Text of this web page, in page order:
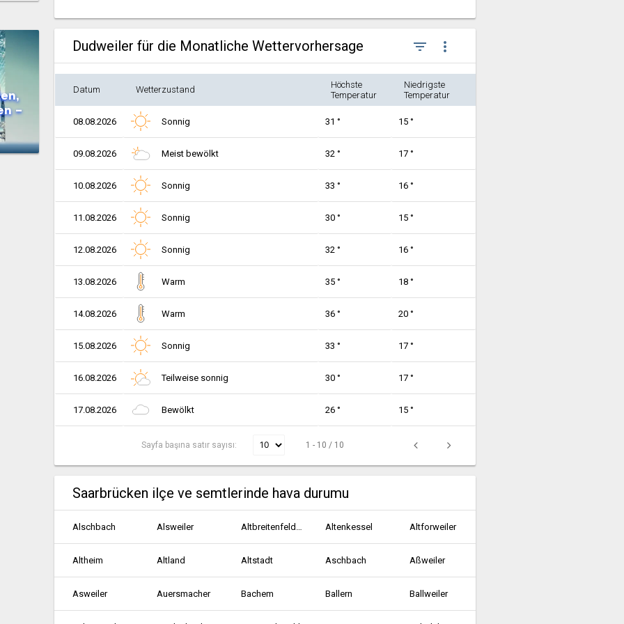
–
Dudweiler für die Monatliche Wettervorhersage filter_list more_vert
Datum Wetterzustand
Höchste
Temperatur
Niedrigste
Temperatur
08.08.2026 Sonnig 31 ° 15 °
09.08.2026 Meist bewölkt 32 ° 17 °
10.08.2026 Sonnig 33 ° 16 °
11.08.2026 Sonnig 30 ° 15 °
12.08.2026 Sonnig 32 ° 16 °
13.08.2026 Warm 35 ° 18 °
14.08.2026 Warm 36 ° 20 °
15.08.2026 Sonnig 33 ° 17 °
16.08.2026 Teilweise sonnig 30 ° 17 °
17.08.2026 Bewölkt 26 ° 15 °
Sayfa başına satır sayısı: 1 - 10 / 10
Saarbrücken ilçe ve semtlerinde hava durumu
Alschbach Alsweiler Altbreitenfelderhof Altenkessel Altforweiler
Altheim Altland Altstadt Aschbach Aßweiler
Asweiler Auersmacher Bachem Ballern Ballweiler